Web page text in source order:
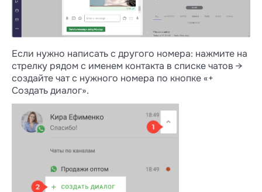
Если нужно написать с другого номера: нажмите на
стрелку рядом с именем контакта в списке чатов →
создайте чат с нужного номера по кнопке «+
Создать диалог».